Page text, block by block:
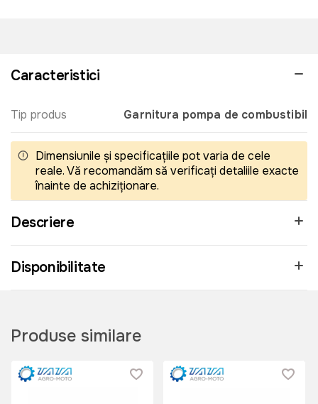
Caracteristici
Tip produs Garnitura pompa de combustibil
Dimensiunile și specificațiile pot varia de cele
reale. Vă recomandăm să verificați detaliile exacte
înainte de achiziționare.
Descriere
Disponibilitate
Produse similare